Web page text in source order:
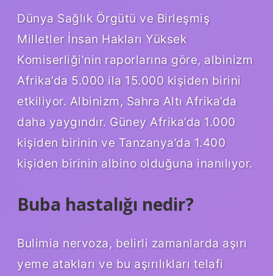
Dünya Sağlık Örgütü ve Birleşmiş
Milletler İnsan Hakları Yüksek
Komiserliği’nin raporlarına göre, albinizm
Afrika’da 5.000 ila 15.000 kişiden birini
etkiliyor. Albinizm, Sahra Altı Afrika’da
daha yaygındır. Güney Afrika’da 1.000
kişiden birinin ve Tanzanya’da 1.400
kişiden birinin albino olduğuna inanılıyor.
Buba hastalığı nedir?
Bulimia nervoza, belirli zamanlarda aşırı
yeme atakları ve bu aşırılıkları telafi